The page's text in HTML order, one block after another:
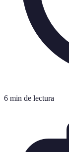
6 min de lectura